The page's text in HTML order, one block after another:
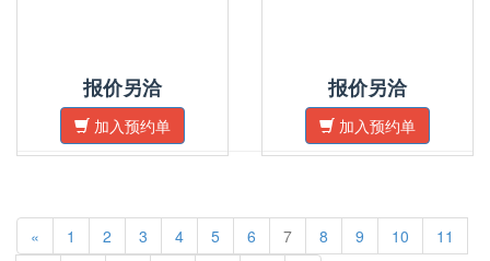
报价另洽
加入预约单
报价另洽
加入预约单
« 1 2 3 4 5 6 7 8 9 10
11